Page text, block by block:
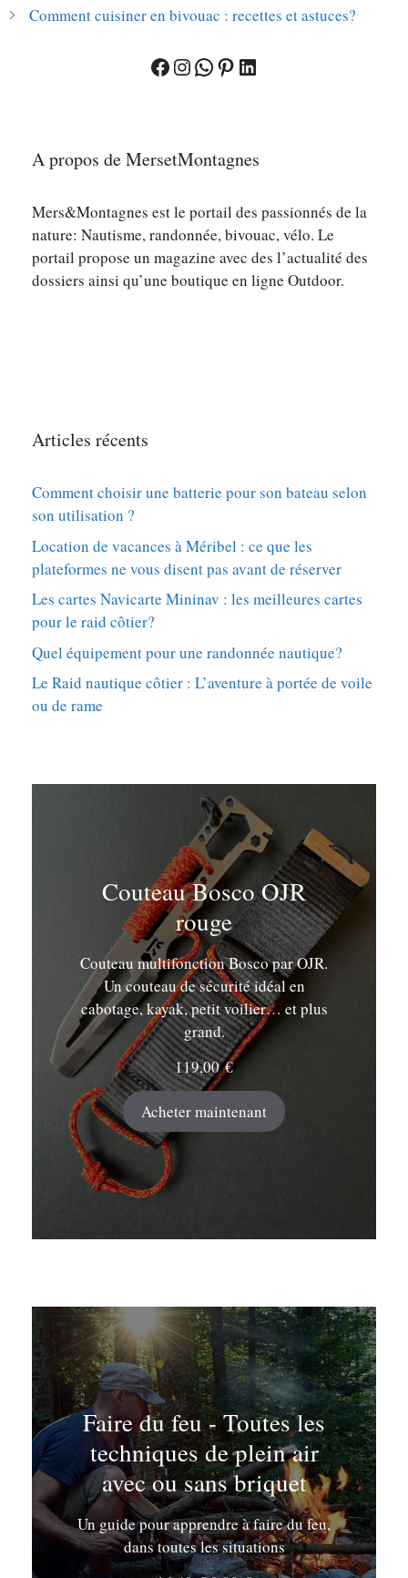
Comment cuisiner en bivouac : recettes et astuces?
Facebook
Instagram
WhatsApp
Pinterest
LinkedIn
A propos de MersetMontagnes
Mers&Montagnes est le portail des passionnés de la
nature: Nautisme, randonnée, bivouac, vélo. Le
portail propose un magazine avec des l’actualité des
dossiers ainsi qu’une boutique en ligne Outdoor.
Articles récents
Comment choisir une batterie pour son bateau selon
son utilisation ?
Location de vacances à Méribel : ce que les
plateformes ne vous disent pas avant de réserver
Les cartes Navicarte Mininav : les meilleures cartes
pour le raid côtier?
Quel équipement pour une randonnée nautique?
Le Raid nautique côtier : L’aventure à portée de voile
ou de rame
Couteau Bosco OJR
rouge
Couteau multifonction Bosco par OJR.
Un couteau de sécurité idéal en
cabotage, kayak, petit voilier… et plus
grand.
119,00€
Acheter maintenant
Faire du feu - Toutes les
techniques de plein air
avec ou sans briquet
Un guide pour apprendre à faire du feu,
dans toutes les situations